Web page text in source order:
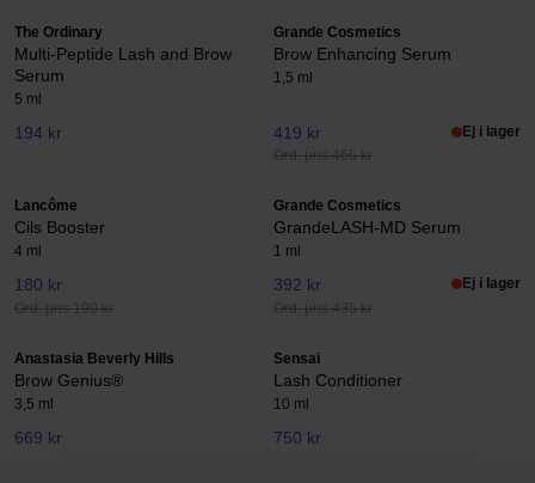
The Ordinary
Multi-Peptide Lash and Brow
Serum
5 ml
194 kr
Grande Cosmetics
Brow Enhancing Serum
1,5 ml
419 kr
Ord. pris 465 kr
Ej i lager
Lancôme
Cils Booster
4 ml
180 kr
Ord. pris 199 kr
Grande Cosmetics
GrandeLASH-MD Serum
1 ml
392 kr
Ord. pris 435 kr
Ej i lager
Anastasia Beverly Hills
Brow Genius®
3,5 ml
669 kr
Sensai
Lash Conditioner
10 ml
750 kr